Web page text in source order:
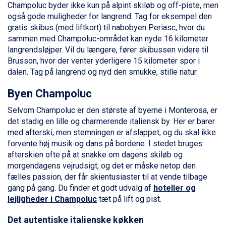
Canazei fra DKK 4.745
Ponte di Legno fra DKK 4.745
Alleghe fra DKK 5.595
Bad Gastein fra DKK 4.195
Sauze dOulx fra DKK 4.045
Arabba fra DKK 7.045
La Thuile fra DKK 4.595
Val Thorens fra DKK 5.395
Cervinia fra DKK 5.295
Sölden fra DKK 8.445
Bad Hofgastein fra DKK 5.495
Passo Tonale fra DKK 3.795
Saalbach fra DKK 5.945
Champoluc fra DKK 3.795
Sestriere fra DKK 4.395
Fieberbrunn fra DKK 6.145
Wagrain fra DKK 4.645
Ischgl fra DKK 7.095
Zell am See fra DKK 4.095
Champoluc byder ikke kun på alpint skiløb og off-piste, men
også gode muligheder for langrend. Tag for eksempel den
gratis skibus (med liftkort) til nabobyen Periasc, hvor du
sammen med Champoluc-området kan nyde 16 kilometer
langrendsløjper. Vil du længere, fører skibussen videre til
Brusson, hvor der venter yderligere 15 kilometer spor i
dalen. Tag på langrend og nyd den smukke, stille natur.
Byen Champoluc
Selvom Champoluc er den største af byerne i Monterosa, er
det stadig en lille og charmerende italiensk by. Her er barer
med afterski, men stemningen er afslappet, og du skal ikke
forvente høj musik og dans på bordene. I stedet bruges
afterskien ofte på at snakke om dagens skiløb og
morgendagens vejrudsigt, og det er måske netop den
fælles passion, der får skientusiaster til at vende tilbage
gang på gang. Du finder et godt udvalg af hoteller og
lejligheder i Champoluc tæt på lift og pist.
Det autentiske italienske køkken